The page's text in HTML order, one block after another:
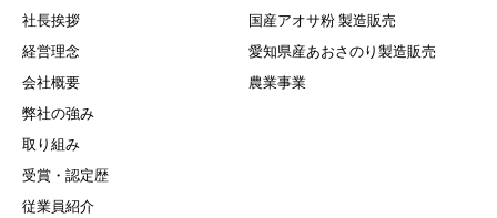
社長挨拶
経営理念
会社概要
弊社の強み
取り組み
受賞・認定歴
従業員紹介
国産アオサ粉 製造販売
愛知県産あおさのり製造販売
農業事業